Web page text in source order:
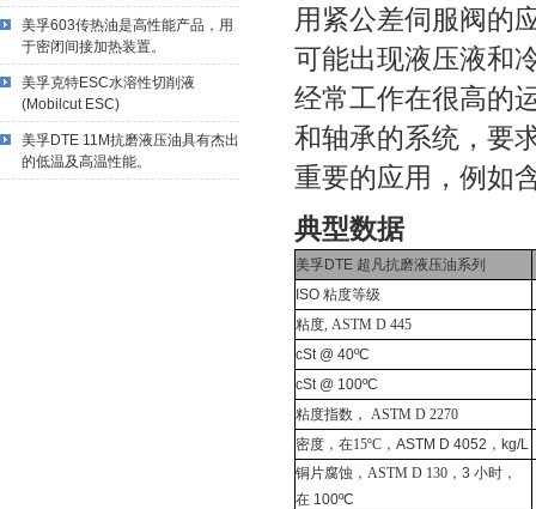
美孚603传热油是高性能产品，用
于密闭间接加热装置。
美孚克特ESC水溶性切削液
(Mobilcut ESC)
美孚DTE 11M抗磨液压油具有杰出
的低温及高温性能。
用紧公差伺服阀的
可能出现液压液和
经常工作在很高的
和轴承的系统，要
重要的应用，例如
典型数据
美孚DTE 超凡抗磨液压油系列
ISO 粘度等级
粘度, ASTM D 445
cSt @ 40ºC
cSt @ 100ºC
粘度指数， ASTM D 2270
密度，在15ºC， ASTM D 4052 ， kg/L
铜片腐蚀， ASTM D 130， 3 小时，
在 100ºC